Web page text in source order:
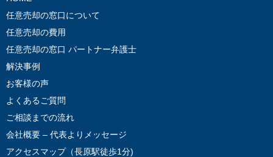
任意売却の窓口について
任意売却の費用
任意売却の窓口 パートナー弁護士
解決事例
お客様の声
よくあるご質問
ご相談までの流れ
会社概要 – 代表よりメッセージ
アクセスマップ（長原駅徒歩1分)